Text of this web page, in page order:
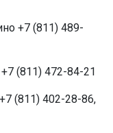
+7 (811) 489-
(811) 472-84-21
(811) 402-28-86,